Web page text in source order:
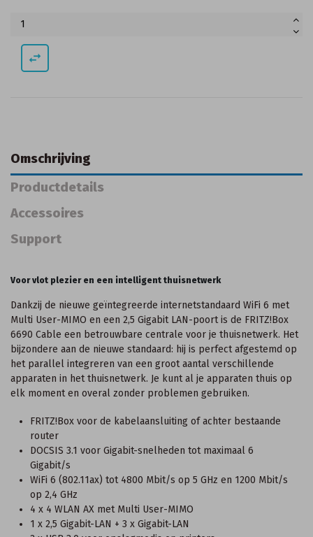
swap_horiz
Omschrijving
Productdetails
Accessoires
Support
Voor vlot plezier en een intelligent thuisnetwerk
Dankzij de nieuwe geïntegreerde internetstandaard WiFi 6 met
Multi User-MIMO en een 2,5 Gigabit LAN-poort is de FRITZ!Box
6690 Cable een betrouwbare centrale voor je thuisnetwerk. Het
bijzondere aan de nieuwe standaard: hij is perfect afgestemd op
het parallel integreren van een groot aantal verschillende
apparaten in het thuisnetwerk. Je kunt al je apparaten thuis op
elk moment en overal zonder problemen gebruiken.
FRITZ!Box voor de kabelaansluiting of achter bestaande
router
DOCSIS 3.1 voor Gigabit-snelheden tot maximaal 6
Gigabit/s
WiFi 6 (802.11ax) tot 4800 Mbit/s op 5 GHz en 1200 Mbit/s
op 2,4 GHz
4 x 4 WLAN AX met Multi User-MIMO
1 x 2,5 Gigabit-LAN + 3 x Gigabit-LAN